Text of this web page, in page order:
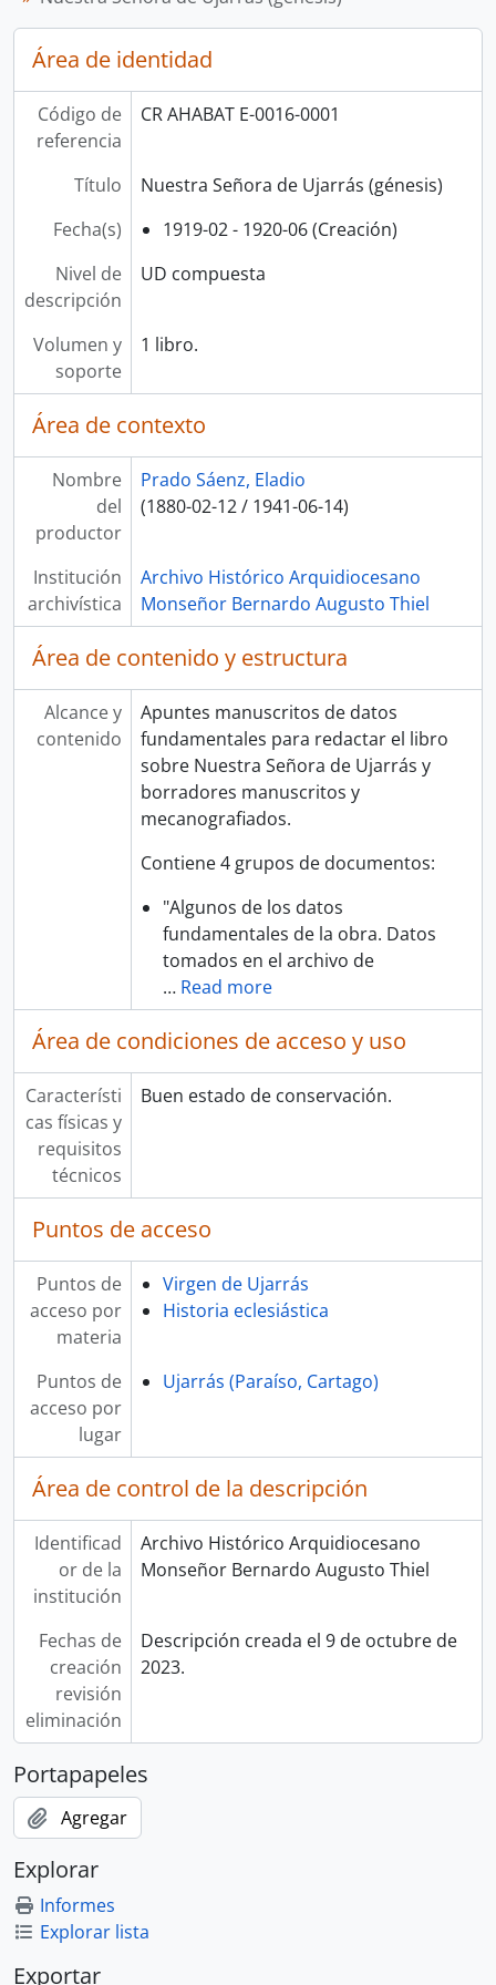
[Fondo] 0018 - Manuel Salazar Espinoza
Área de identidad
Código de
referencia
CR AHABAT E-0016-0001
Título
Nuestra Señora de Ujarrás (génesis)
Fecha(s)
1919-02 - 1920-06 (Creación)
Nivel de
descripción
UD compuesta
Volumen y
soporte
1 libro.
Área de contexto
Nombre
del
productor
Prado Sáenz, Eladio
(1880-02-12 / 1941-06-14)
Institución
archivística
Archivo Histórico Arquidiocesano
Monseñor Bernardo Augusto Thiel
Área de contenido y estructura
Alcance y
contenido
Apuntes manuscritos de datos
fundamentales para redactar el libro
sobre Nuestra Señora de Ujarrás y
borradores manuscritos y
mecanografiados.
Contiene 4 grupos de documentos:
"Algunos de los datos
fundamentales de la obra. Datos
tomados en el archivo de
… Read more
Área de condiciones de acceso y uso
Característi
cas físicas y
requisitos
técnicos
Buen estado de conservación.
Puntos de acceso
Puntos de
acceso por
materia
Virgen de Ujarrás
Historia eclesiástica
Puntos de
acceso por
lugar
Ujarrás (Paraíso, Cartago)
Área de control de la descripción
Identificad
or de la
institución
Archivo Histórico Arquidiocesano
Monseñor Bernardo Augusto Thiel
Fechas de
creación
revisión
eliminación
Descripción creada el 9 de octubre de
2023.
Portapapeles
Agregar
Explorar
Informes
Explorar lista
Exportar